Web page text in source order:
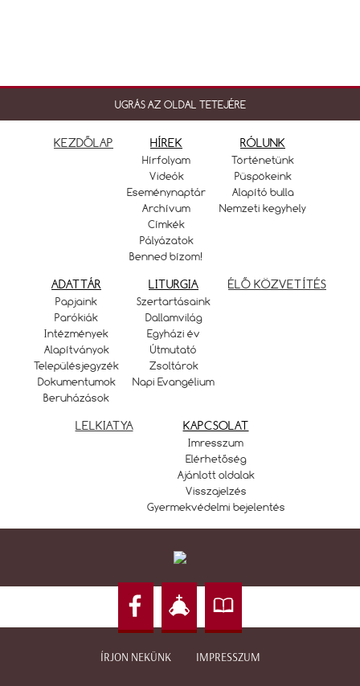
UGRÁS AZ OLDAL TETEJÉRE
KEZDŐLAP HÍREK
Hírfolyam
Videók
Eseménynaptár
Archívum
Címkék
Pályázatok
Benned bízom!
RÓLUNK
Történetünk
Püspökeink
Alapító bulla
Nemzeti kegyhely
ADATTÁR
Papjaink
Parókiák
Intézmények
Alapítványok
Településjegyzék
Dokumentumok
Beruházások
LITURGIA
Szertartásaink
Dallamvilág
Egyházi év
Útmutató
Zsoltárok
Napi Evangélium
ÉLŐ KÖZVETÍTÉS
LELKIATYA KAPCSOLAT
Imresszum
Elérhetőség
Ajánlott oldalak
Visszajelzés
Gyermekvédelmi bejelentés
ÍRJON NEKÜNK IMPRESSZUM